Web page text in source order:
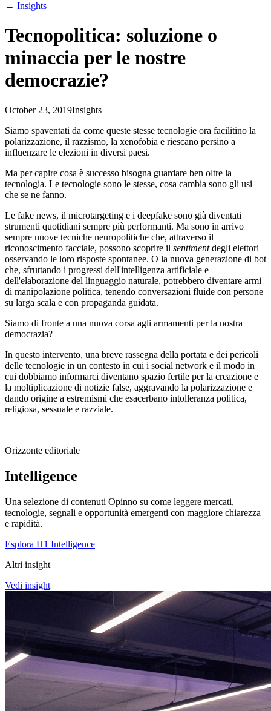
← Insights
Tecnopolitica: soluzione o
minaccia per le nostre
democrazie?
October 23, 2019Insights
Siamo spaventati da come queste stesse tecnologie ora facilitino la
polarizzazione, il razzismo, la xenofobia e riescano persino a
influenzare le elezioni in diversi paesi.
Ma per capire cosa è successo bisogna guardare ben oltre la
tecnologia. Le tecnologie sono le stesse, cosa cambia sono gli usi
che se ne fanno.
Le fake news, il microtargeting e i deepfake sono già diventati
strumenti quotidiani sempre più performanti. Ma sono in arrivo
sempre nuove tecniche neuropolitiche che, attraverso il
riconoscimento facciale, possono scoprire il sentimentdegli elettori
osservando le loro risposte spontanee. O la nuova generazione di bot
che, sfruttando i progressi dell'intelligenza artificiale e
dell'elaborazione del linguaggio naturale, potrebbero diventare armi
di manipolazione politica, tenendo conversazioni fluide con persone
su larga scala e con propaganda guidata.
Siamo di fronte a una nuova corsa agli armamenti per la nostra
democrazia?
In questo intervento, una breve rassegna della portata e dei pericoli
delle tecnologie in un contesto in cui i social network e il modo in
cui dobbiamo informarci diventano spazio fertile per la creazione e
la moltiplicazione di notizie false, aggravando la polarizzazione e
dando origine a estremismi che esacerbano intolleranza politica,
religiosa, sessuale e razziale.
Orizzonte editoriale
Intelligence
Una selezione di contenuti Opinno su come leggere mercati,
tecnologie, segnali e opportunità emergenti con maggiore chiarezza
e rapidità.
Esplora H1 Intelligence
Altri insight
Vedi insight